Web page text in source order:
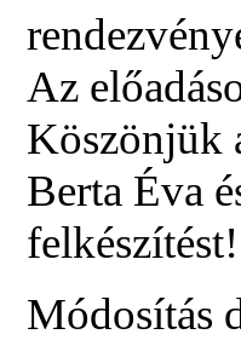
Az
Köszönjük
Berta Éva
felkészítést!
Módosítás